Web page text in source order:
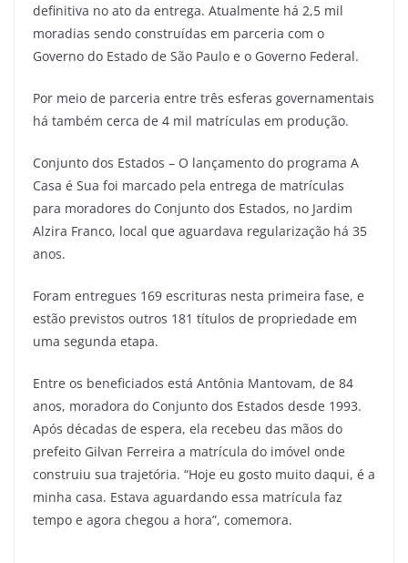
definitiva no ato da entrega. Atualmente há 2,5 mil
moradias sendo construídas em parceria com o
Governo do Estado de São Paulo e o Governo Federal.
Por meio de parceria entre três esferas governamentais
há também cerca de 4 mil matrículas em produção.
Conjunto dos Estados – O lançamento do programa A
Casa é Sua foi marcado pela entrega de matrículas
para moradores do Conjunto dos Estados, no Jardim
Alzira Franco, local que aguardava regularização há 35
anos.
Foram entregues 169 escrituras nesta primeira fase, e
estão previstos outros 181 títulos de propriedade em
uma segunda etapa.
Entre os beneficiados está Antônia Mantovam, de 84
anos, moradora do Conjunto dos Estados desde 1993.
Após décadas de espera, ela recebeu das mãos do
prefeito Gilvan Ferreira a matrícula do imóvel onde
construiu sua trajetória. “Hoje eu gosto muito daqui, é a
minha casa. Estava aguardando essa matrícula faz
tempo e agora chegou a hora”, comemora.